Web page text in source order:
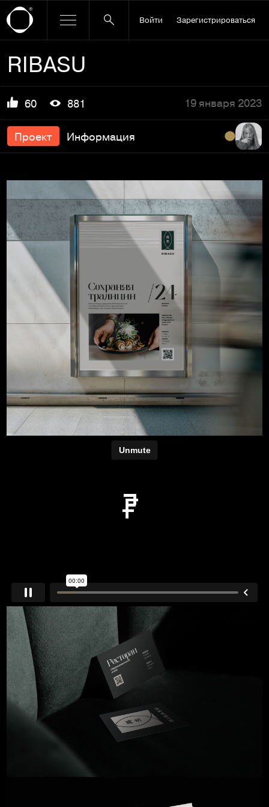
Войти Зарегистрироваться
RIBASU
60 881 19 января 2023
Проект Информация